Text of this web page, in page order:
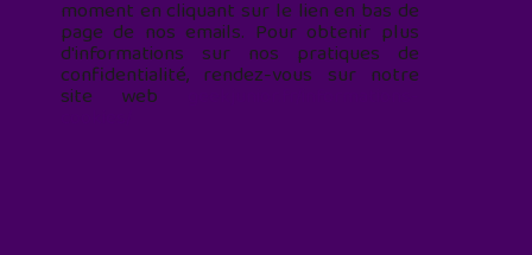
moment en cliquant sur le lien en bas de
page de nos emails. Pour obtenir plus
d'informations sur nos pratiques de
confidentialité, rendez-vous sur notre
site web